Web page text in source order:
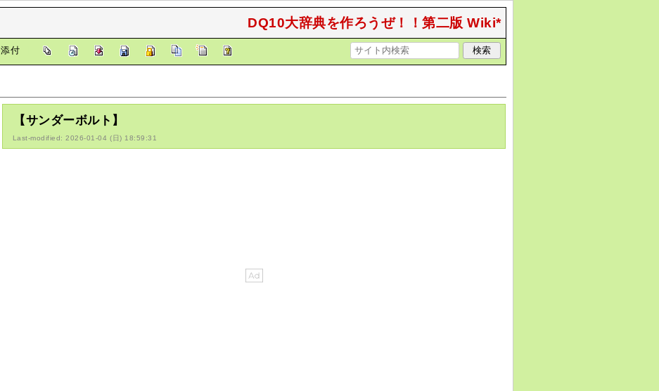
DQ10大辞典を作ろうぜ！！第二版 Wiki*
添付
【サンダーボルト】
Last-modified: 2026-01-04 (日) 18:59:31